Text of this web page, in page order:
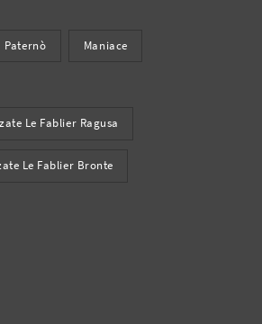
Paternò Maniace
Le Fablier Ragusa
Le Fablier Bronte